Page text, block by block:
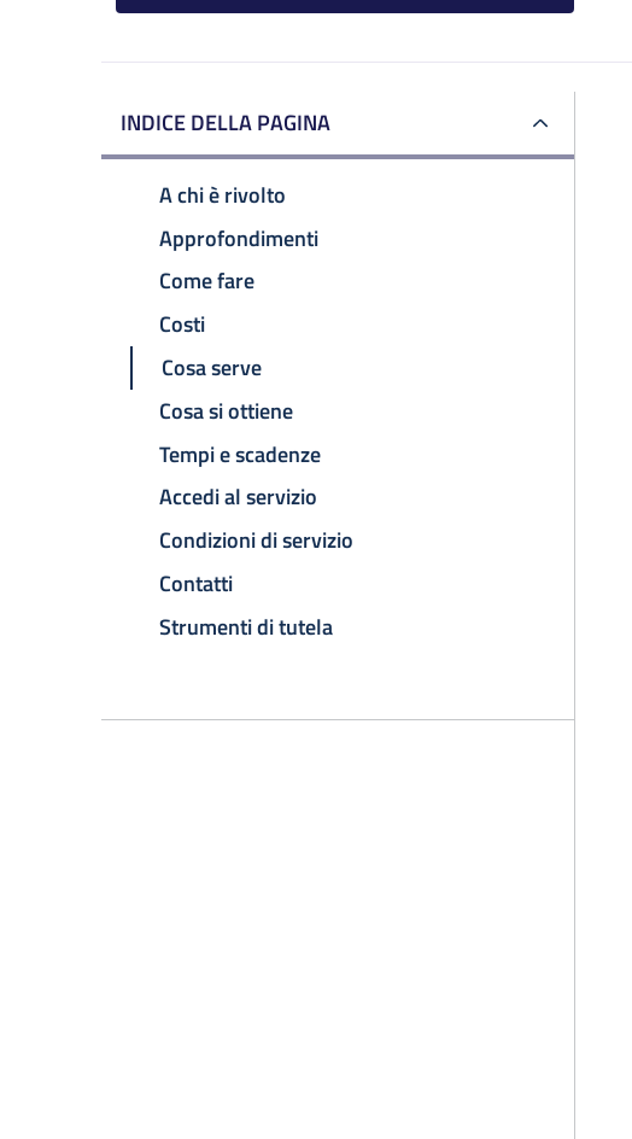
INDICE DELLA PAGINA
A chi è rivolto
Approfondimenti
Come fare
Costi
Cosa serve
Cosa si ottiene
Tempi e scadenze
Accedi al servizio
Condizioni di servizio
Contatti
Strumenti di tutela